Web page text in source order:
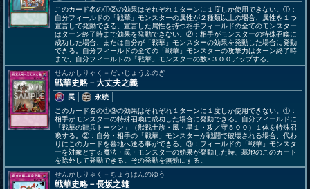
このカード名の①②の効果はそれぞれ１ターンに１度しか使用できない。①：
自分フィールドの「戦華」モンスターの属性が２種類以上の場合、属性を１つ
宣言して発動できる。宣言した属性を持つ相手フィールドの全てのモンスター
はターン終了時まで効果を発動できない。②：相手がモンスターの特殊召喚に
成功した場合、または自分が「戦華」モンスターの効果を発動した場合に発動
できる。自分フィールドの全ての「戦華」モンスターの攻撃力はターン終了時
まで、自分フィールドの「戦華」モンスターの数×３００アップする。
せんかしりゃく－だいじょうふのぎ
戦華史略－大丈夫之義
罠
永続
このカード名の①③の効果はそれぞれ１ターンに１度しか使用できない。①：
相手がモンスターの特殊召喚に成功した場合に発動できる。自分フィールドに
「戦華の龍兵トークン」（獣戦士族・風・星１・攻／守５００）１体を特殊召
喚する。②：自分・相手の「戦華」モンスターが戦闘で破壊される場合、代わ
りにこのカードを墓地へ送る事ができる。③：フィールドの「戦華」モンスタ
ーを対象とする魔法・罠・モンスターの効果が発動した時、墓地のこのカード
を除外して発動できる。その発動を無効にする。
せんかしりゃく－ちょうはんのゆう
戦華史略－長坂之雄